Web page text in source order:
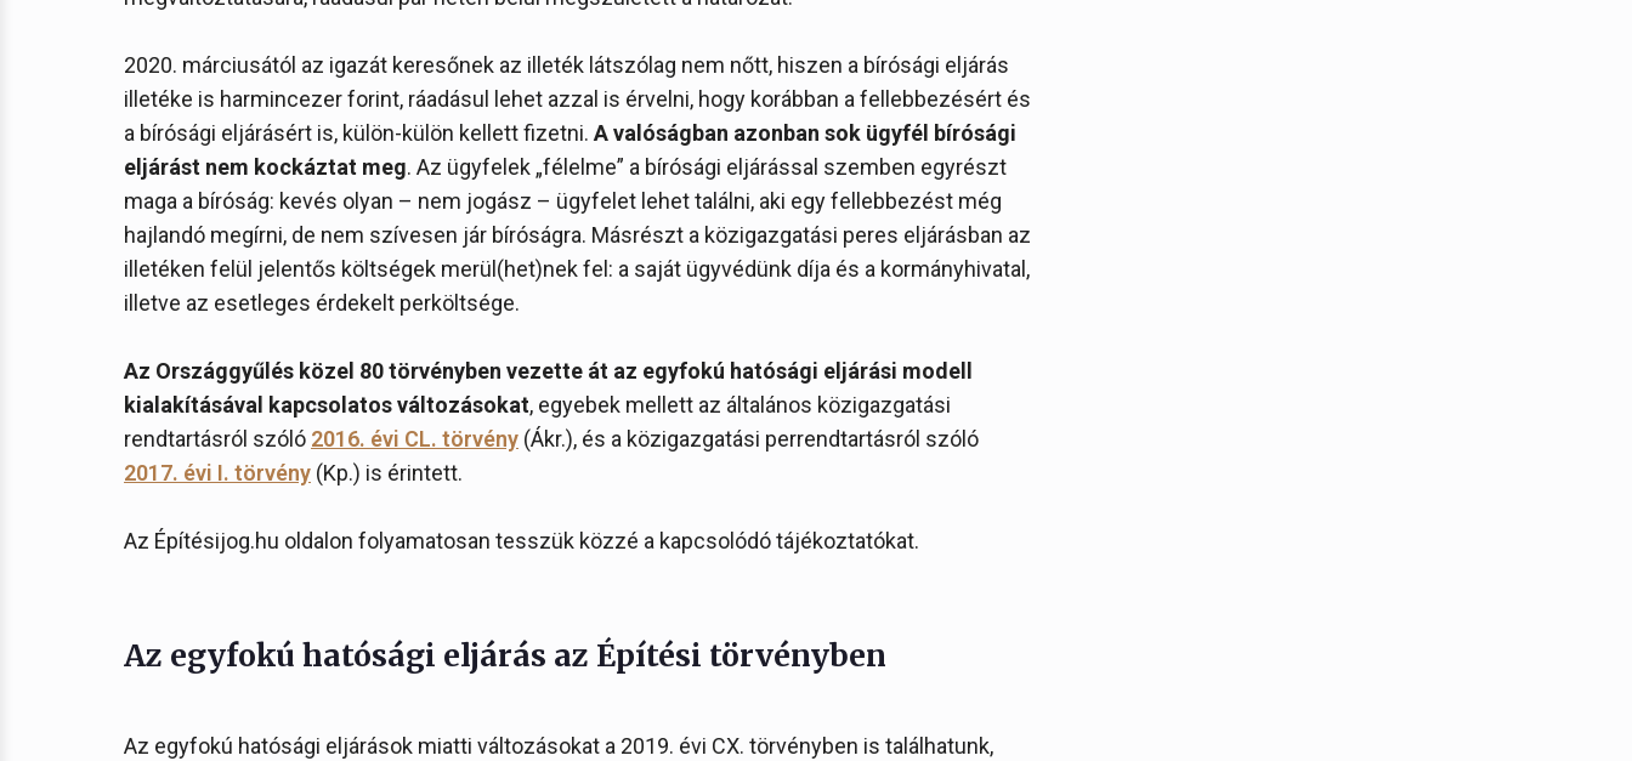
2020. márciusától az igazát keresőnek az illeték látszólag nem nőtt, hiszen a bírósági eljárás
illetéke is harmincezer forint, ráadásul lehet azzal is érvelni, hogy korábban a fellebbezésért és
a bírósági eljárásért is, külön-külön kellett fizetni. A valóságban azonban sok ügyfél bírósági
eljárást nem kockáztat meg. Az ügyfelek „félelme” a bírósági eljárással szemben egyrészt
maga a bíróság: kevés olyan – nem jogász – ügyfelet lehet találni, aki egy fellebbezést még
hajlandó megírni, de nem szívesen jár bíróságra. Másrészt a közigazgatási peres eljárásban az
illetéken felül jelentős költségek merül(het)nek fel: a saját ügyvédünk díja és a kormányhivatal,
illetve az esetleges érdekelt perköltsége.
Az Országgyűlés közel 80 törvényben vezette át az egyfokú hatósági eljárási modell
kialakításával kapcsolatos változásokat, egyebek mellett az általános közigazgatási
rendtartásról szóló 2016. évi CL. törvény (Ákr.), és a közigazgatási perrendtartásról szóló
2017. évi I. törvény (Kp.) is érintett.
Az Építésijog.hu oldalon folyamatosan tesszük közzé a kapcsolódó tájékoztatókat.
Az egyfokú hatósági eljárás az Építési törvényben
Az egyfokú hatósági eljárások miatti változásokat a 2019. évi CX. törvényben is találhatunk,